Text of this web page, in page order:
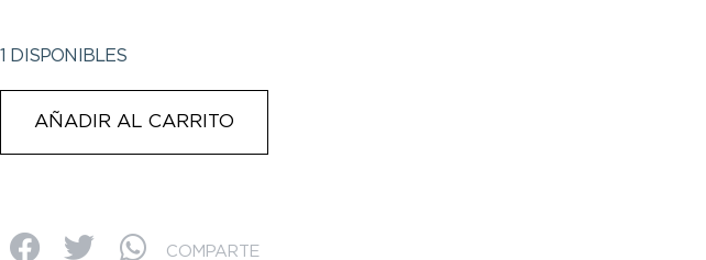
1 DISPONIBLES
AÑADIR AL CARRITO
COMPARTE